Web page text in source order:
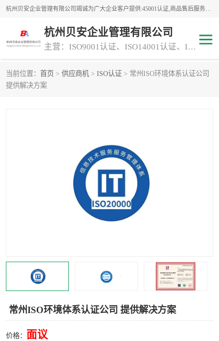
杭州贝安企业管理有限公司竭诚为广大企业客户提供:45001认证,商品售后服务认证,CE认证,知识产权体系认证,iso体系认证等服务,公司提供一条认证服务,方便快捷.
杭州贝安企业管理有限公司
主营：ISO9001认证、ISO14001认证、ISO认证、ISO22000认证、ISO/TS16949认证,FSC森林认证
当前位置： 首页 > 供应商机 > ISO认证 > 常州ISO环境体系认证公司
提供解决方案
常州ISO环境体系认证公司 提供解决方案
价格： 面议
商品售后服务认证
知识产权体系认证
交通运输服务
消防设施工程专业承包
ISO认证 OHSAS18001认证